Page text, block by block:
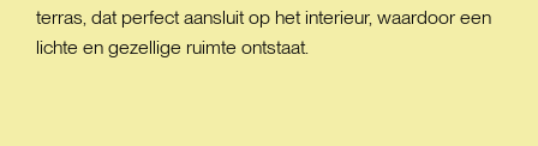
terras, dat perfect aansluit op het interieur, waardoor een
lichte en gezellige ruimte ontstaat.